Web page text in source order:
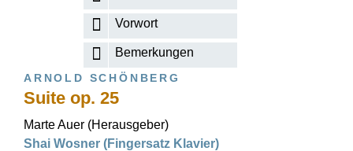
Vorwort
Bemerkungen
ARNOLD SCHÖNBERG
Suite op. 25
Marte Auer (Herausgeber)
Shai Wosner (Fingersatz Klavier)